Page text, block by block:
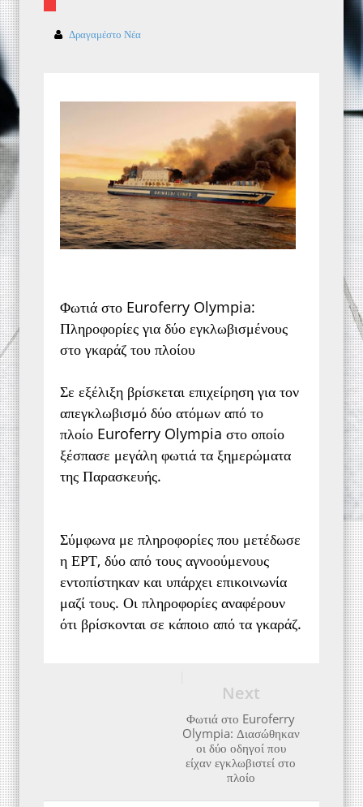
Δραγαμέστο Νέα
Φωτιά στο Euroferry Olympia:
Πληροφορίες για δύο εγκλωβισμένους
στο γκαράζ του πλοίου
Σε εξέλιξη βρίσκεται επιχείρηση για τον
απεγκλωβισμό δύο ατόμων από το
πλοίο Euroferry Olympia στο οποίο
ξέσπασε μεγάλη φωτιά τα ξημερώματα
της Παρασκευής.
Σύμφωνα με πληροφορίες που μετέδωσε
η ΕΡΤ, δύο από τους αγνοούμενους
εντοπίστηκαν και υπάρχει επικοινωνία
μαζί τους. Οι πληροφορίες αναφέρουν
ότι βρίσκονται σε κάποιο από τα γκαράζ.
Next
Φωτιά στο Euroferry
Olympia: Διασώθηκαν
οι δύο οδηγοί που
είχαν εγκλωβιστεί στο
πλοίο